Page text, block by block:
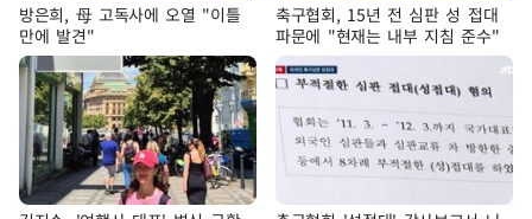
방은희, 母 고독사에 오열 "이틀
만에 발견"
축구협회, 15년 전 심판 성 접대
파문에 "현재는 내부 지침 준수"